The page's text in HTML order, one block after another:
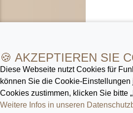
🍪 AKZEPTIEREN SIE
Diese Webseite nutzt Cookies für
können Sie die Cookie-
Cookies zustimmen, klicken Sie bitte
Weitere Infos in unseren